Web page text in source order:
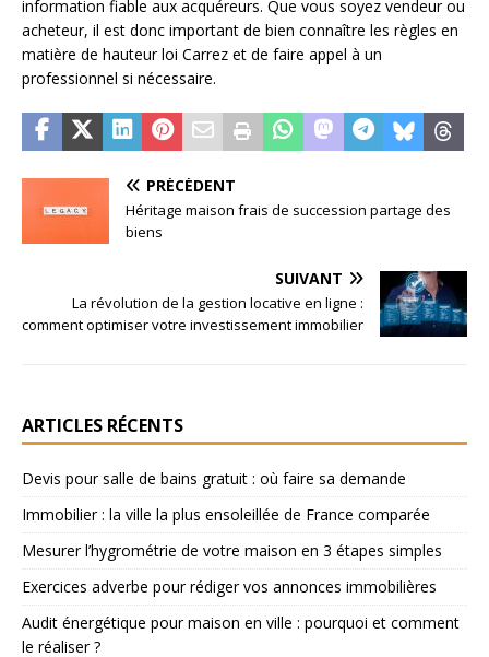
information fiable aux acquéreurs. Que vous soyez vendeur ou
acheteur, il est donc important de bien connaître les règles en
matière de hauteur loi Carrez et de faire appel à un
professionnel si nécessaire.
PRÉCÉDENT
Héritage maison frais de succession partage des
biens
SUIVANT
La révolution de la gestion locative en ligne :
comment optimiser votre investissement immobilier
ARTICLES RÉCENTS
Devis pour salle de bains gratuit : où faire sa demande
Immobilier : la ville la plus ensoleillée de France comparée
Mesurer l’hygrométrie de votre maison en 3 étapes simples
Exercices adverbe pour rédiger vos annonces immobilières
Audit énergétique pour maison en ville : pourquoi et comment
le réaliser ?